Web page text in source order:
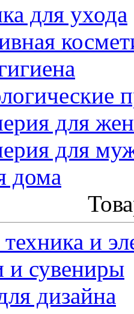
для ухода
для
для
дома
и
и сувениры
дизайна